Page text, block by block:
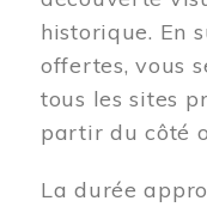
historique. En
offertes, vous
tous les sites
partir du côté
La durée